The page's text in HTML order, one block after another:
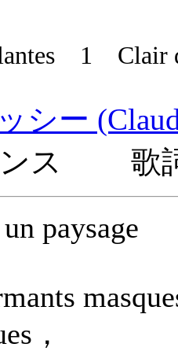
1 Clair
シー
ス 歌詞
paysage
，